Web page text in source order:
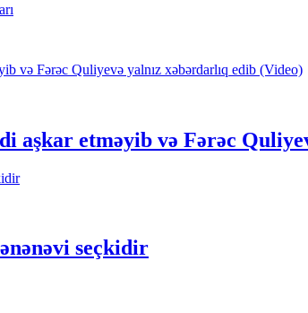
aşkar etməyib və Fərəc
seçkidir